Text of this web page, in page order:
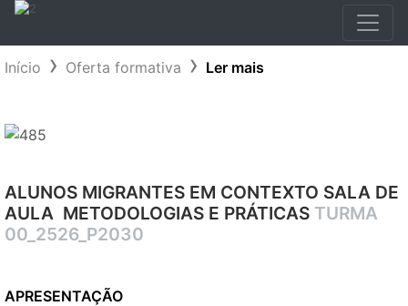
Início Oferta formativa Ler mais
ALUNOS MIGRANTES EM CONTEXTO SALA DE
AULA  METODOLOGIAS E PRÁTICAS TURMA
00_2526_P2030
APRESENTAÇÃO